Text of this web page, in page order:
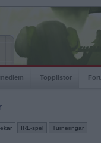
Topplistor
IRL-spel Turneringar